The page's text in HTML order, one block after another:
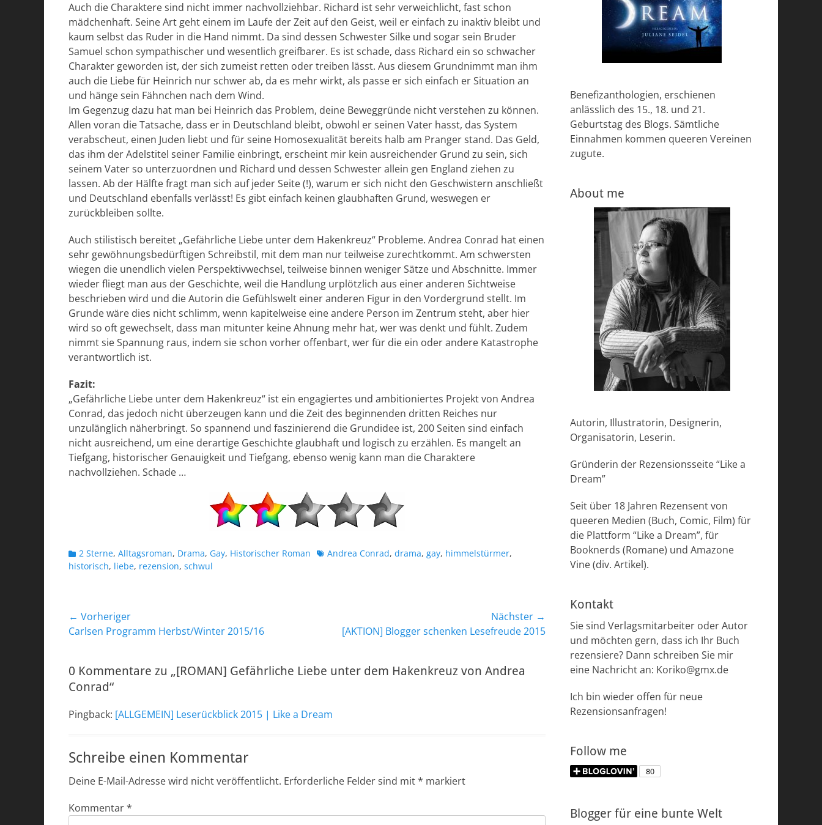
Auch die Charaktere sind nicht immer nachvollziehbar. Richard ist sehr verweichlicht, fast schon
mädchenhaft. Seine Art geht einem im Laufe der Zeit auf den Geist, weil er einfach zu inaktiv bleibt und
kaum selbst das Ruder in die Hand nimmt. Da sind dessen Schwester Silke und sogar sein Bruder
Samuel schon sympathischer und wesentlich greifbarer. Es ist schade, dass Richard ein so schwacher
Charakter geworden ist, der sich zumeist retten oder treiben lässt. Aus diesem Grundnimmt man ihm
auch die Liebe für Heinrich nur schwer ab, da es mehr wirkt, als passe er sich einfach er Situation an
und hänge sein Fähnchen nach dem Wind.
Im Gegenzug dazu hat man bei Heinrich das Problem, deine Beweggründe nicht verstehen zu können.
Allen voran die Tatsache, dass er in Deutschland bleibt, obwohl er seinen Vater hasst, das System
verabscheut, einen Juden liebt und für seine Homosexualität bereits halb am Pranger stand. Das Geld,
das ihm der Adelstitel seiner Familie einbringt, erscheint mir kein ausreichender Grund zu sein, sich
seinem Vater so unterzuordnen und Richard und dessen Schwester allein gen England ziehen zu
lassen. Ab der Hälfte fragt man sich auf jeder Seite (!), warum er sich nicht den Geschwistern anschließt
und Deutschland ebenfalls verlässt! Es gibt einfach keinen glaubhaften Grund, weswegen er
zurückbleiben sollte.
Auch stilistisch bereitet „Gefährliche Liebe unter dem Hakenkreuz“ Probleme. Andrea Conrad hat einen
sehr gewöhnungsbedürftigen Schreibstil, mit dem man nur teilweise zurechtkommt. Am schwersten
wiegen die unendlich vielen Perspektivwechsel, teilweise binnen weniger Sätze und Abschnitte. Immer
wieder fliegt man aus der Geschichte, weil die Handlung urplötzlich aus einer anderen Sichtweise
beschrieben wird und die Autorin die Gefühlswelt einer anderen Figur in den Vordergrund stellt. Im
Grunde wäre dies nicht schlimm, wenn kapitelweise eine andere Person im Zentrum steht, aber hier
wird so oft gewechselt, dass man mitunter keine Ahnung mehr hat, wer was denkt und fühlt. Zudem
nimmt sie Spannung raus, indem sie schon vorher offenbart, wer für die ein oder andere Katastrophe
verantwortlich ist.
Fazit:
„Gefährliche Liebe unter dem Hakenkreuz“ ist ein engagiertes und ambitioniertes Projekt von Andrea
Conrad, das jedoch nicht überzeugen kann und die Zeit des beginnenden dritten Reiches nur
unzulänglich näherbringt. So spannend und faszinierend die Grundidee ist, 200 Seiten sind einfach
nicht ausreichend, um eine derartige Geschichte glaubhaft und logisch zu erzählen. Es mangelt an
Tiefgang, historischer Genauigkeit und Tiefgang, ebenso wenig kann man die Charaktere
nachvollziehen. Schade …
Kategorien
2 Sterne, Alltagsroman, Drama, Gay, Historischer Roman Schlagworte
Andrea Conrad, drama, gay, himmelstürmer,
historisch, liebe, rezension, schwul
Beitragsnavigation
← Vorheriger
Vorheriger
Carlsen Programm Herbst/Winter 2015/16
Nächster →
Nächster[AKTION] Blogger schenken Lesefreude 2015
0 Kommentare zu „[ROMAN] Gefährliche Liebe unter dem Hakenkreuz von Andrea
Conrad“
Pingback: [ALLGEMEIN] Leserückblick 2015 | Like a Dream
Schreibe einen Kommentar
Deine E-Mail-Adresse wird nicht veröffentlicht. Erforderliche Felder sind mit* markiert
Kommentar*
Benefizanthologien, erschienen
anlässlich des 15., 18. und 21.
Geburtstag des Blogs. Sämtliche
Einnahmen kommen queeren Vereinen
zugute.
About me
Autorin, Illustratorin, Designerin,
Organisatorin, Leserin.
Gründerin der Rezensionsseite “Like a
Dream”
Seit über 18 Jahren Rezensent von
queeren Medien (Buch, Comic, Film) für
die Plattform “Like a Dream”, für
Booknerds (Romane) und Amazone
Vine (div. Artikel).
Kontakt
Sie sind Verlagsmitarbeiter oder Autor
und möchten gern, dass ich Ihr Buch
rezensiere? Dann schreiben Sie mir
eine Nachricht an: Koriko@gmx.de
Ich bin wieder offen für neue
Rezensionsanfragen!
Follow me
Blogger für eine bunte Welt